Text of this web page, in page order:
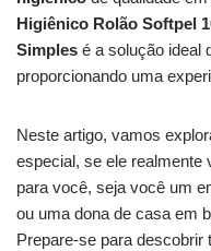
Higiênico Rolão Softpel
Simples é a solução ideal
proporcionando uma
Neste artigo, vamos
especial, se ele realmente
para você, seja você um
ou uma dona de casa em
Prepare-se para